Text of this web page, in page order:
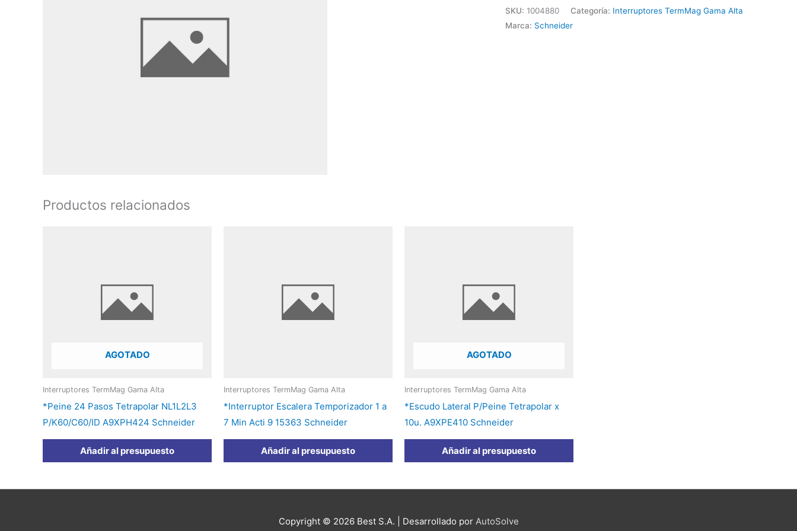
4.5KA
A9N11799
SKU: 1004880 Categoría: Interruptores TermMag Gama Alta
Marca: Schneider
Productos relacionados
AGOTADO
Interruptores TermMag Gama Alta
*Peine 24 Pasos Tetrapolar NL1L2L3
P/K60/C60/ID A9XPH424 Schneider
Añadir al presupuesto
Interruptores TermMag Gama Alta
*Interruptor Escalera Temporizador 1 a
7 Min Acti 9 15363 Schneider
Añadir al presupuesto
AGOTADO
Interruptores TermMag Gama Alta
*Escudo Lateral P/Peine Tetrapolar x
10u. A9XPE410 Schneider
Añadir al presupuesto
Copyright © 2026 Best S.A. | Desarrollado por AutoSolve